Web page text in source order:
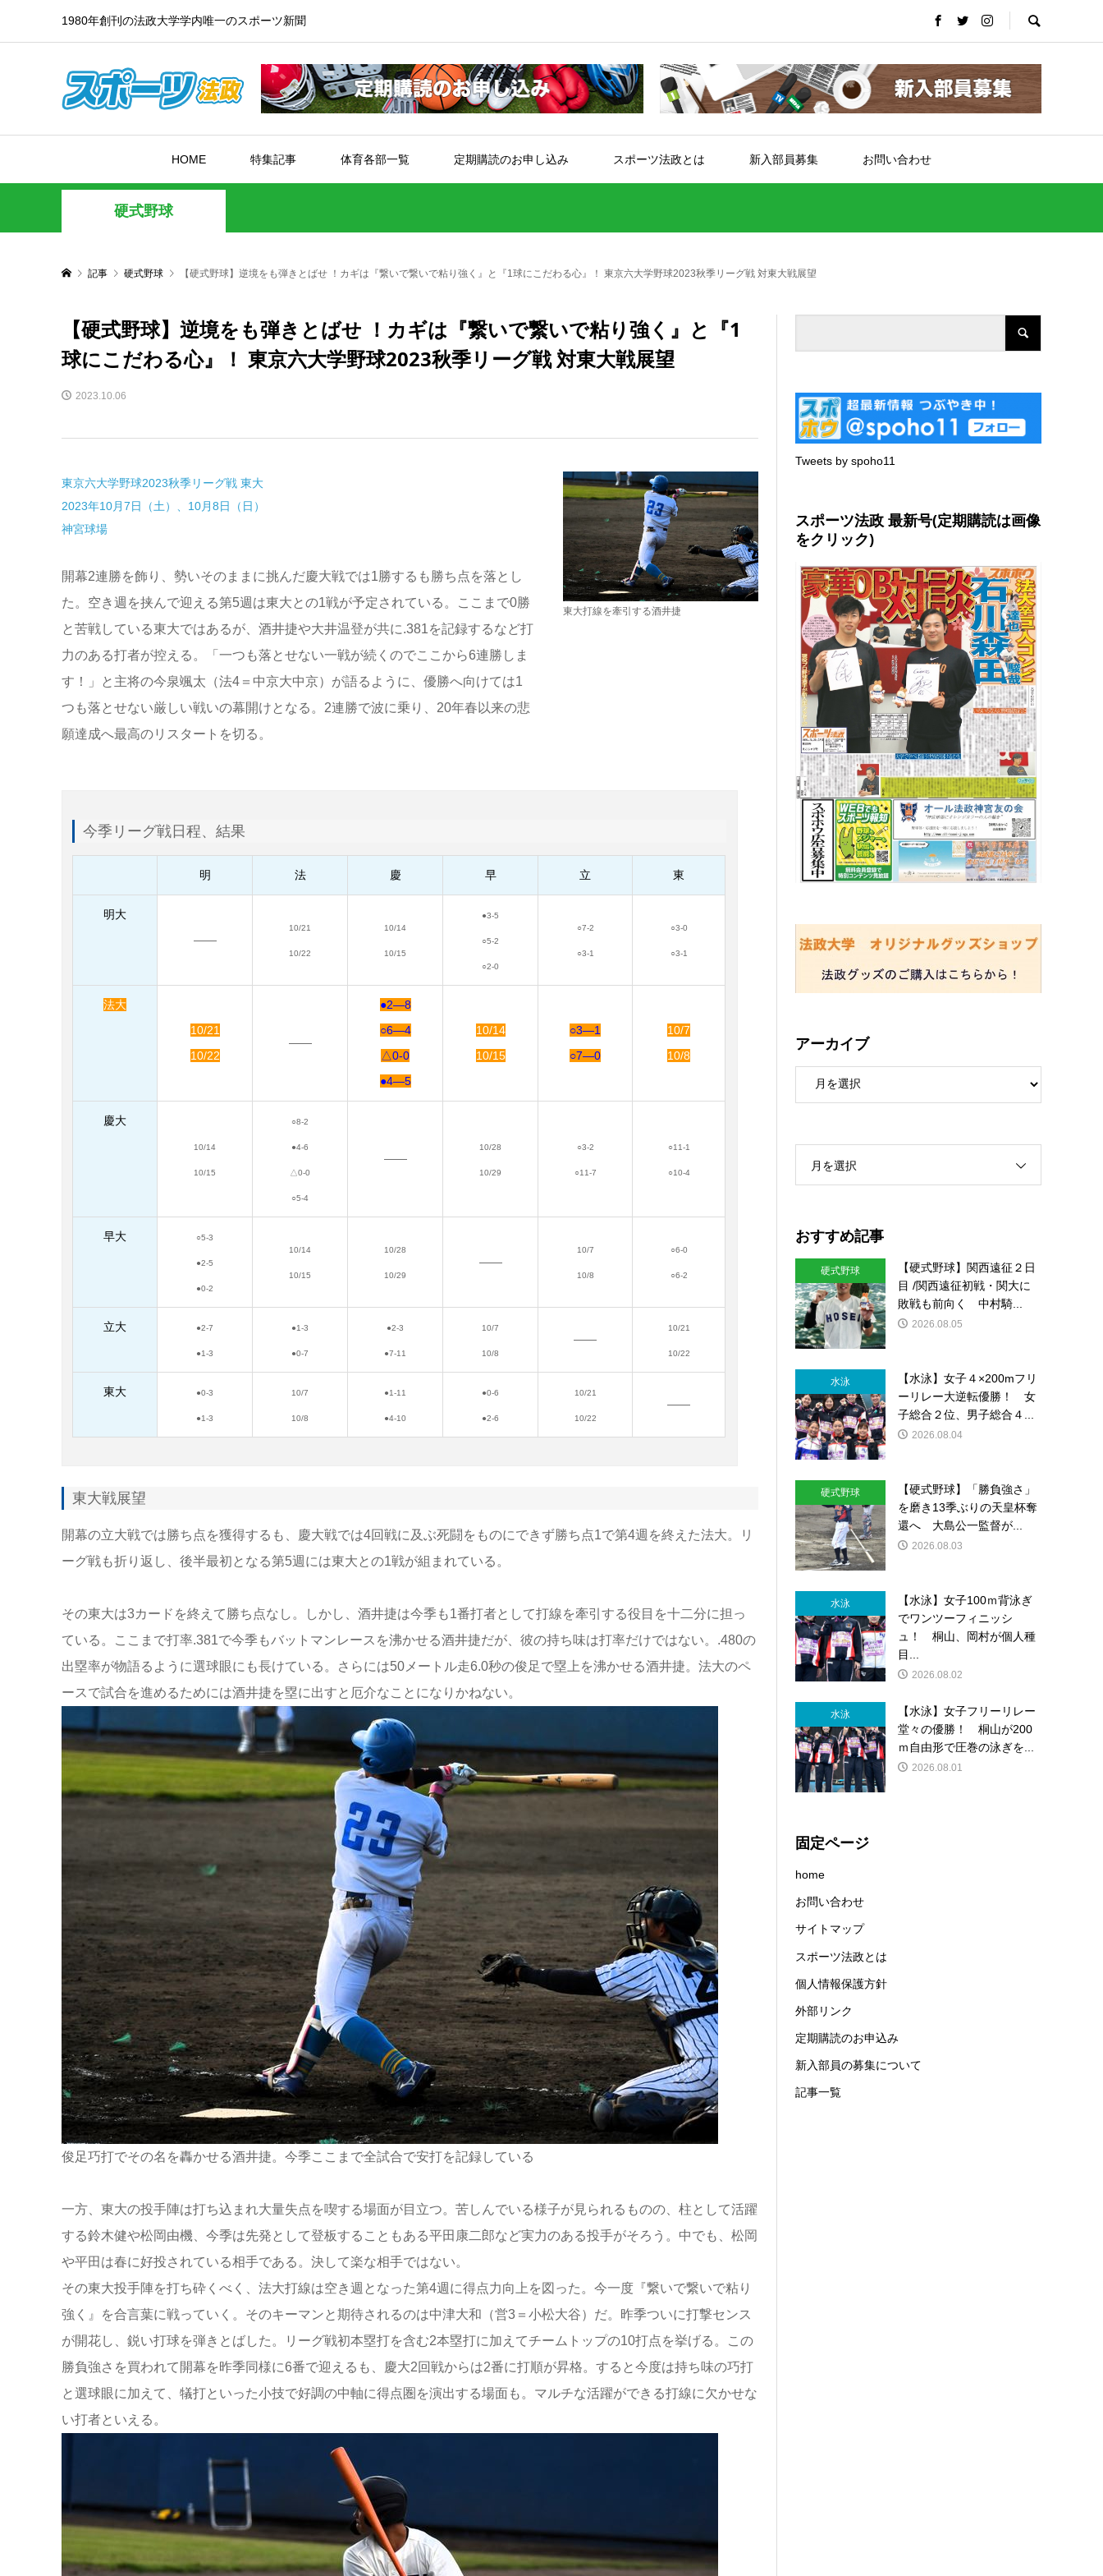
1980年創刊の法政大学学内唯一のスポーツ新聞
HOME 特集記事 体育各部一覧 定期購読のお申し込み スポーツ法政とは 新入部員募集 お問い合わせ
硬式野球
記事 硬式野球 【硬式野球】逆境をも弾きとばせ ！カギは『繋いで繋いで粘り強く』と『1球にこだわる心』！ 東京六大学野球2023秋季リーグ戦 対東大戦展望
【硬式野球】逆境をも弾きとばせ ！カギは『繋いで繋いで粘り強く』と『1
球にこだわる心』！ 東京六大学野球2023秋季リーグ戦 対東大戦展望
2023.10.06
東京六大学野球2023秋季リーグ戦 東大
2023年10月7日（土）、10月8日（日）
神宮球場
開幕2連勝を飾り、勢いそのままに挑んだ慶大戦では1勝するも勝ち点を落とし
た。空き週を挟んで迎える第5週は東大との1戦が予定されている。ここまで0勝
と苦戦している東大ではあるが、酒井捷や大井温登が共に.381を記録するなど打
力のある打者が控える。「一つも落とせない一戦が続くのでここから6連勝しま
す！」と主将の今泉颯太（法4＝中京大中京）が語るように、優勝へ向けては1
つも落とせない厳しい戦いの幕開けとなる。2連勝で波に乗り、20年春以来の悲
願達成へ最高のリスタートを切る。
東大打線を牽引する酒井捷
今季リーグ戦日程、結果
明 法 慶 早 立 東
明大
――
10/21
10/22
10/14
10/15
●3-5
○5-2
○2-0
○7-2
○3-1
○3-0
○3-1
法大
10/21
10/22
――
●2―8
○6―4
△0-0
●4―5
10/14
10/15
○3―1
○7―0
10/7
10/8
慶大
10/14
10/15
○8-2
●4-6
△0-0
○5-4
――
10/28
10/29
○3-2
○11-7
○11-1
○10-4
早大 ○5-3
●2-5
●0-2
10/14
10/15
10/28
10/29
――
10/7
10/8
○6-0
○6-2
立大 ●2-7
●1-3
●1-3
●0-7
●2-3
●7-11
10/7
10/8
――
10/21
10/22
東大 ●0-3
●1-3
10/7
10/8
●1-11
●4-10
●0-6
●2-6
10/21
10/22
――
東大戦展望
開幕の立大戦では勝ち点を獲得するも、慶大戦では4回戦に及ぶ死闘をものにできず勝ち点1で第4週を終えた法大。リ
ーグ戦も折り返し、後半最初となる第5週には東大との1戦が組まれている。
その東大は3カードを終えて勝ち点なし。しかし、酒井捷は今季も1番打者として打線を牽引する役目を十二分に担っ
ている。ここまで打率.381で今季もバットマンレースを沸かせる酒井捷だが、彼の持ち味は打率だけではない。.480の
出塁率が物語るように選球眼にも長けている。さらには50メートル走6.0秒の俊足で塁上を沸かせる酒井捷。法大のペ
ースで試合を進めるためには酒井捷を塁に出すと厄介なことになりかねない。
俊足巧打でその名を轟かせる酒井捷。今季ここまで全試合で安打を記録している
一方、東大の投手陣は打ち込まれ大量失点を喫する場面が目立つ。苦しんでいる様子が見られるものの、柱として活躍
する鈴木健や松岡由機、今季は先発として登板することもある平田康二郎など実力のある投手がそろう。中でも、松岡
や平田は春に好投されている相手である。決して楽な相手ではない。
その東大投手陣を打ち砕くべく、法大打線は空き週となった第4週に得点力向上を図った。今一度『繋いで繋いで粘り
強く』を合言葉に戦っていく。そのキーマンと期待されるのは中津大和（営3＝小松大谷）だ。昨季ついに打撃センス
が開花し、鋭い打球を弾きとばした。リーグ戦初本塁打を含む2本塁打に加えてチームトップの10打点を挙げる。この
勝負強さを買われて開幕を昨季同様に6番で迎えるも、慶大2回戦からは2番に打順が昇格。すると今度は持ち味の巧打
と選球眼に加えて、犠打といった小技で好調の中軸に得点圏を演出する場面も。マルチな活躍ができる打線に欠かせな
い打者といえる。
Tweets by spoho11
スポーツ法政 最新号(定期購読は画像
をクリック)
アーカイブ
月を選択
おすすめ記事
硬式野球
【硬式野球】関西遠征２日
目 /関西遠征初戦・関大に
敗戦も前向く 中村騎...
2026.08.05
水泳
【水泳】女子４×200mフリ
ーリレー大逆転優勝！ 女
子総合２位、男子総合４...
2026.08.04
硬式野球
【硬式野球】「勝負強さ」
を磨き13季ぶりの天皇杯奪
還へ 大島公一監督が...
2026.08.03
水泳
【水泳】女子100ｍ背泳ぎ
でワンツーフィニッシ
ュ！ 桐山、岡村が個人種
目...
2026.08.02
水泳
【水泳】女子フリーリレー
堂々の優勝！ 桐山が200
ｍ自由形で圧巻の泳ぎを...
2026.08.01
固定ページ
home
お問い合わせ
サイトマップ
スポーツ法政とは
個人情報保護方針
外部リンク
定期購読のお申込み
新入部員の募集について
記事一覧